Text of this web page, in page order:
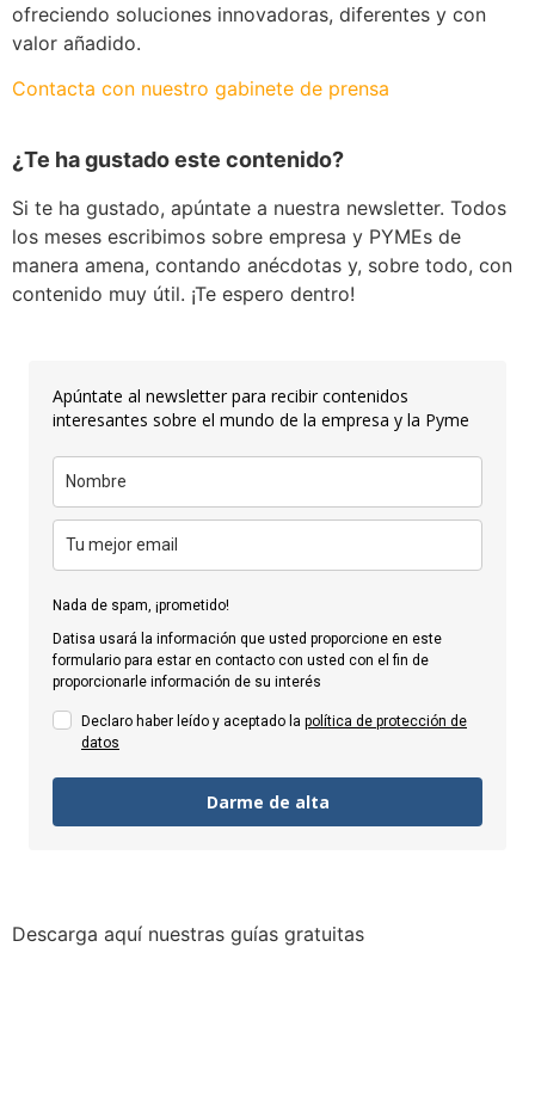
ofreciendo soluciones innovadoras, diferentes y con
valor añadido.
Contacta con nuestro gabinete de prensa
¿Te ha gustado este contenido?
Si te ha gustado, apúntate a nuestra newsletter. Todos
los meses escribimos sobre empresa y PYMEs de
manera amena, contando anécdotas y, sobre todo, con
contenido muy útil. ¡Te espero dentro!
Apúntate al newsletter para recibir contenidos
interesantes sobre el mundo de la empresa y la Pyme
Nada de spam, ¡prometido!
Datisa usará la información que usted proporcione en este
formulario para estar en contacto con usted con el fin de
proporcionarle información de su interés
Declaro haber leído y aceptado la política de protección de
datos
Darme de alta
Descarga aquí nuestras guías gratuitas